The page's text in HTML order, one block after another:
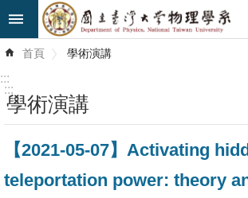
跳到主要內容區塊
階
最
新
息
首頁 學術演講
:::
:::
學術演講
【2021-05-07】Activating
teleportation power: theory